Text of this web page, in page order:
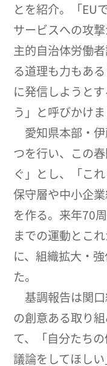
とを紹介。「EU
サービスへの攻
主的自治体労働
る道理も力もあ
に発信しようと
う」と呼びかけま
愛知県本部・
つを行い、この
ぐ」とし、「こ
保守層や中小企
を作る。来年70
までの運動とこ
に、組織拡大・
た。
基調報告は関
の創意ある取り
て、「自分たち
議論をしてほし